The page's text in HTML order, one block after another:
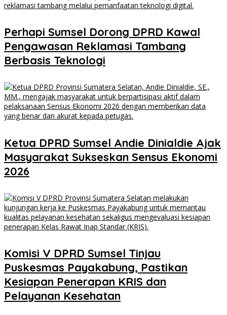
Perhapi Sumsel Dorong DPRD Kawal
Pengawasan Reklamasi Tambang
Berbasis Teknologi
Ketua DPRD Sumsel Andie Dinialdie Ajak
Masyarakat Sukseskan Sensus Ekonomi
2026
Komisi V DPRD Sumsel Tinjau
Puskesmas Payakabung, Pastikan
Kesiapan Penerapan KRIS dan
Pelayanan Kesehatan